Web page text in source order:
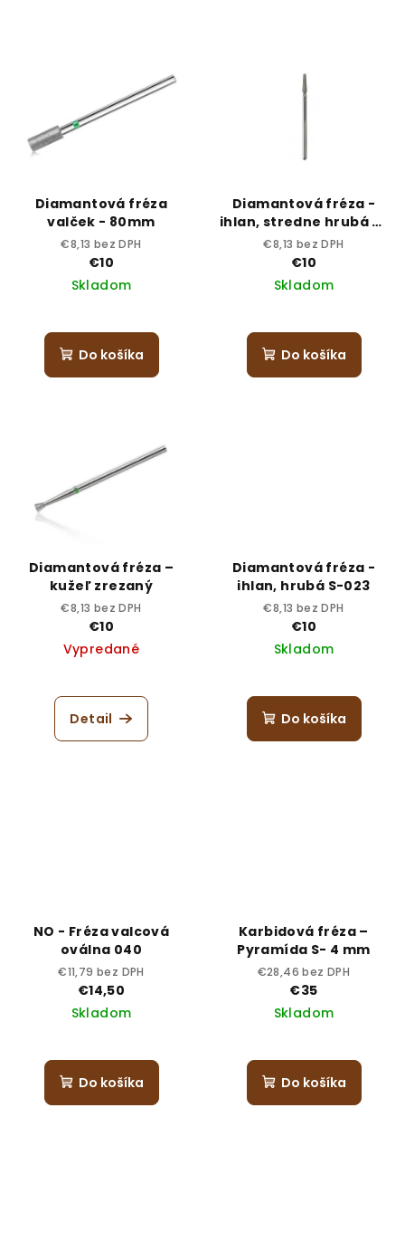
Diamantová fréza
valček - 80mm
€8,13 bez DPH
€10
Skladom
Do košíka
Diamantová fréza -
ihlan, stredne hrubá S-
023
€8,13 bez DPH
€10
Skladom
Do košíka
Diamantová fréza –
kužeľ zrezaný
€8,13 bez DPH
€10
Vypredané
Detail
Diamantová fréza -
ihlan, hrubá S-023
€8,13 bez DPH
€10
Skladom
Do košíka
NO - Fréza valcová
oválna 040
€11,79 bez DPH
€14,50
Skladom
Do košíka
Karbidová fréza –
Pyramída S- 4 mm
€28,46 bez DPH
€35
Skladom
Do košíka